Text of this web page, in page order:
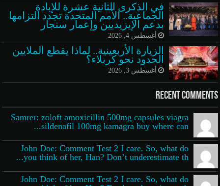
في الذكرى الثانية عشرة للإبادة
الجماعية.. الأمم المتحدة تجدد التزامها
بدعم الإيزيديين وإعمار سنجار
أغسطس 4, 2026
الزيارة الأربعينية.. لماذا يقطع الملايين
الحدود نحو كربلاء؟
أغسطس 3, 2026
Recent Comments
Samrer: zoloft amoxicillin 500mg capsules viagra
sildenafil 100mg kamagra buy where can...
John Doe: Comment Test 2 I care. So, what do
you think of her, Han? Don’t underestimate th...
John Doe: Comment Test 2 I care. So, what do